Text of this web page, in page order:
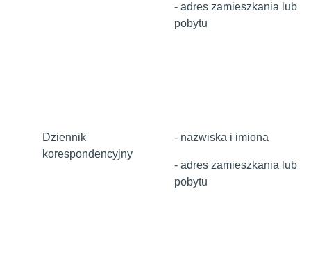
- adres zamieszkania lub
pobytu
Dziennik
korespondencyjny
- nazwiska i imiona
- adres zamieszkania lub
pobytu